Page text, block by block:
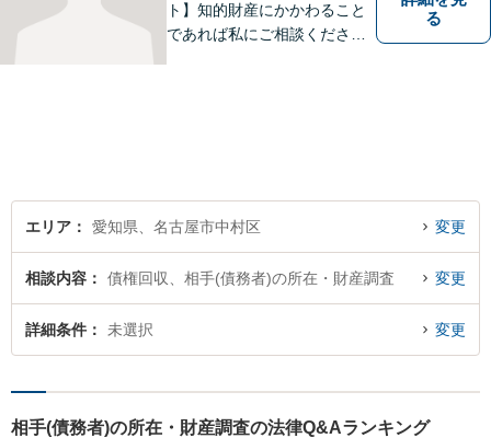
ト】知的財産にかかわること
であれば私にご相談くださ
る
エリア 愛知県、名古屋市中村区 変更
相談内容 債権回収、相手(債務者)の所在・財産調査 変更
詳細条件 未選択 変更
相手(債務者)の所在・財産調査の法律Q&Aランキング